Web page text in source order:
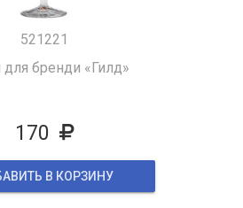
521221
для бренди «Гилд»
170
В КОРЗИНУ